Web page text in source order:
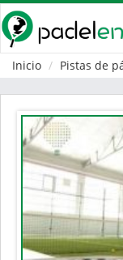
Inicio
Pistas de